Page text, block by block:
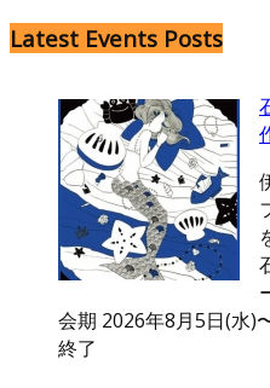
Latest Events Posts
会期 2026年8月5日(水)
終了